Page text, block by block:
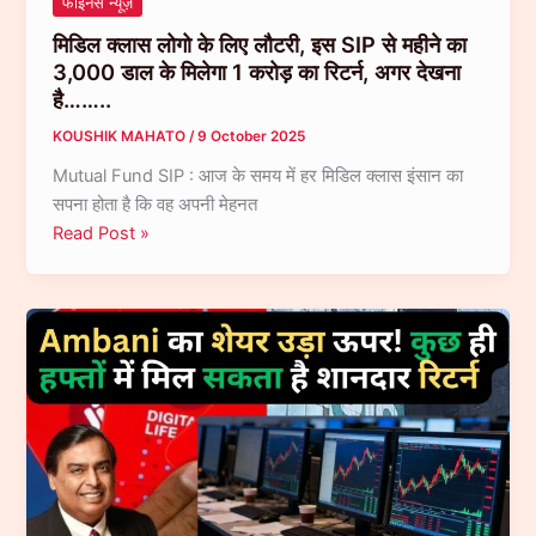
भी
नीचे
गिरी…
मिडिल क्लास लोगो के लिए लौटरी, इस SIP से महीने का
3,000 डाल के मिलेगा 1 करोड़ का रिटर्न, अगर देखना
है……..
KOUSHIK MAHATO/9 October 2025
Mutual Fund SIP : आज के समय में हर मिडिल क्लास इंसान का
सपना होता है कि वह अपनी मेहनत
मिडिल
के
लिए
लौटरी,
इस
SIP
से
महीने
का
Read Post »